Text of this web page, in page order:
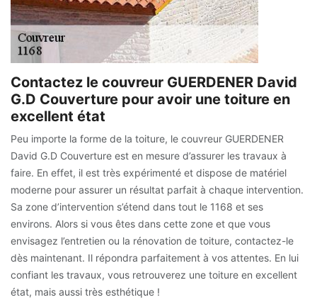
Contactez le couvreur GUERDENER David
G.D Couverture pour avoir une toiture en
excellent état
Peu importe la forme de la toiture, le couvreur GUERDENER
David G.D Couverture est en mesure d’assurer les travaux à
faire. En effet, il est très expérimenté et dispose de matériel
moderne pour assurer un résultat parfait à chaque intervention.
Sa zone d’intervention s’étend dans tout le 1168 et ses
environs. Alors si vous êtes dans cette zone et que vous
envisagez l’entretien ou la rénovation de toiture, contactez-le
dès maintenant. Il répondra parfaitement à vos attentes. En lui
confiant les travaux, vous retrouverez une toiture en excellent
état, mais aussi très esthétique !